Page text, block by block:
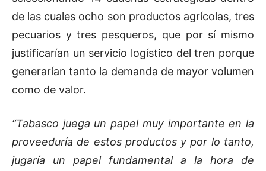
de las cuales ocho son productos agrícolas, tres
pecuarios y tres pesqueros, que por sí mismo
justificarían un servicio logístico del tren porque
generarían tanto la demanda de mayor volumen
como de valor.
“Tabasco juega un papel muy importante en la
proveeduría de estos productos y por lo tanto,
jugaría un papel fundamental a la hora de